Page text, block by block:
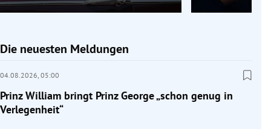
Die neuesten Meldungen
04.08.2026, 05:00
Prinz William bringt Prinz George „schon genug in
Verlegenheit“